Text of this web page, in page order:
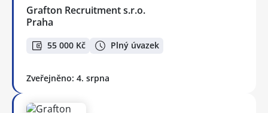
Grafton Recruitment s.r.o.
Praha
55 000 Kč Plný úvazek
Zveřejněno: 4. srpna